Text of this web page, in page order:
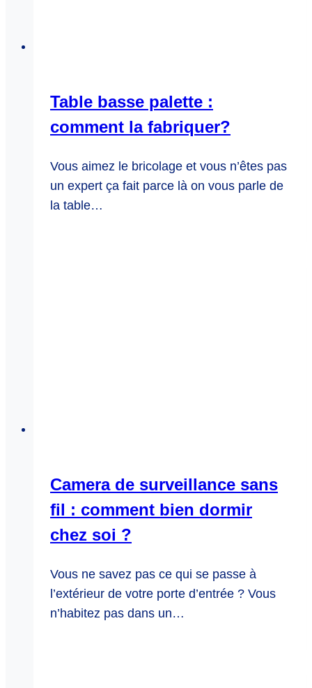
Table basse palette :
comment la fabriquer?
Vous aimez le bricolage et vous n’êtes pas
un expert ça fait parce là on vous parle de
la table…
Camera de surveillance sans
fil : comment bien dormir
chez soi ?
Vous ne savez pas ce qui se passe à
l’extérieur de votre porte d’entrée ? Vous
n’habitez pas dans un…